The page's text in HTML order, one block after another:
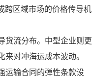
跨区域市场的价格传导机
货流分布。中型企业则更
对冲海运成本波动。
运输合同的弹性条款设